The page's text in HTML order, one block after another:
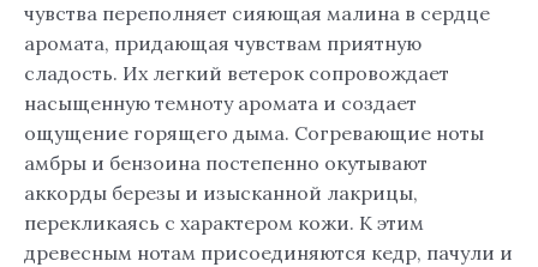
чувства переполняет сияющая малина в сердце
аромата, придающая чувствам приятную
сладость. Их легкий ветерок сопровождает
насыщенную темноту аромата и создает
ощущение горящего дыма. Согревающие ноты
амбры и бензоина постепенно окутывают
аккорды березы и изысканной лакрицы,
перекликаясь с характером кожи. К этим
древесным нотам присоединяются кедр, пачули и